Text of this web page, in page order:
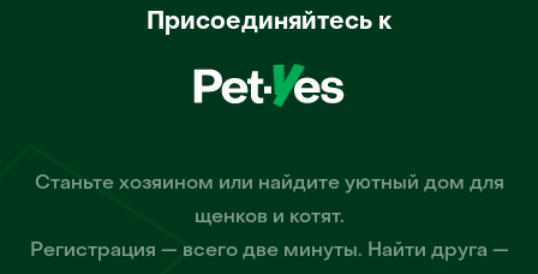
Присоединяйтесь к
Станьте хозяином или найдите уютный дом для
щенков и котят.
Регистрация — всего две минуты. Найти друга —